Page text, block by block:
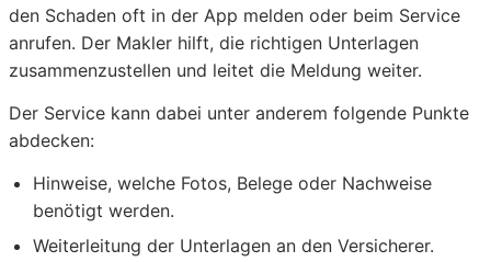
den Schaden oft in der App melden oder beim Service
anrufen. Der Makler hilft, die richtigen Unterlagen
zusammenzustellen und leitet die Meldung weiter.
Der Service kann dabei unter anderem folgende Punkte
abdecken:
Hinweise, welche Fotos, Belege oder Nachweise
benötigt werden.
Weiterleitung der Unterlagen an den Versicherer.